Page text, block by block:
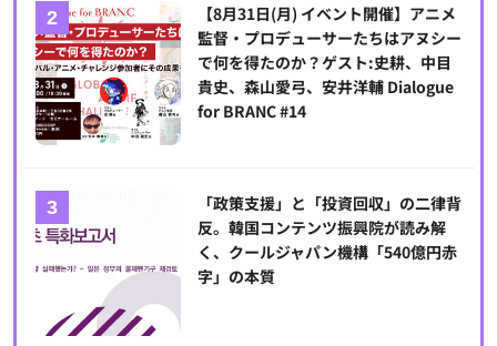
【8月31日(月) イベント開催】アニメ
監督・プロデューサーたちはアヌシー
で何を得たのか？ゲスト:史耕、中目
貴史、森山愛弓、安井洋輔 Dialogue
for BRANC #14
「政策支援」と「投資回収」の二律背
反。韓国コンテンツ振興院が読み解
く、クールジャパン機構「540億円赤
字」の本質